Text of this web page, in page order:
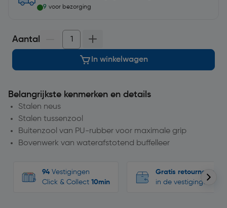
9 voor bezorging
Aantal
In winkelwagen
Belangrijkste kenmerken en details
Stalen neus
Stalen tussenzool
Buitenzool van PU-rubber voor maximale grip
Bovenwerk van waterafstotend buffelleer
94 Vestigingen
Click & Collect 10min
Gratis retourneren
in de vestigingen